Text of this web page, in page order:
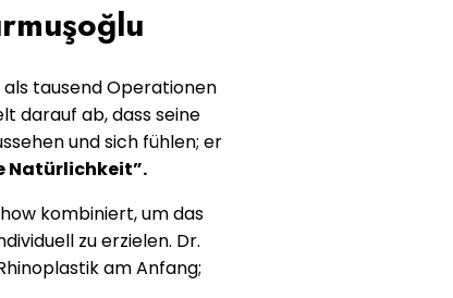
tausend Operationen
darauf ab, dass seine
und sich fühlen; er
Natürlichkeit”.
kombiniert, um das
zu erzielen. Dr.
am Anfang;